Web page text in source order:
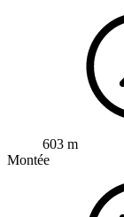
603 m
Montée